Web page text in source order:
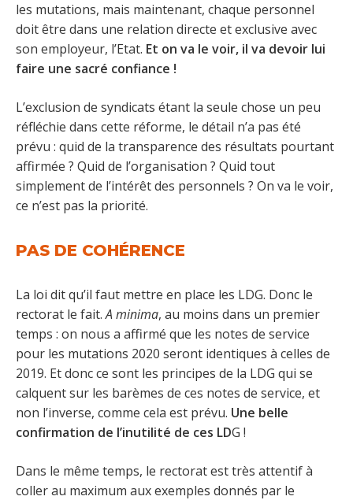
les mutations, mais maintenant, chaque personnel
doit être dans une relation directe et exclusive avec
son employeur, l’Etat. Et on va le voir, il va devoir lui
faire une sacré confiance !
L’exclusion de syndicats étant la seule chose un peu
réfléchie dans cette réforme, le détail n’a pas été
prévu : quid de la transparence des résultats pourtant
affirmée ? Quid de l’organisation ? Quid tout
simplement de l’intérêt des personnels ? On va le voir,
ce n’est pas la priorité.
PAS DE COHÉRENCE
La loi dit qu’il faut mettre en place les LDG. Donc le
rectorat le fait.A minima, au moins dans un premier
temps : on nous a affirmé que les notes de service
pour les mutations 2020 seront identiques à celles de
2019. Et donc ce sont les principes de la LDG qui se
calquent sur les barèmes de ces notes de service, et
non l’inverse, comme cela est prévu. Une belle
confirmation de l’inutilité de ces LDG !
Dans le même temps, le rectorat est très attentif à
coller au maximum aux exemples donnés par le